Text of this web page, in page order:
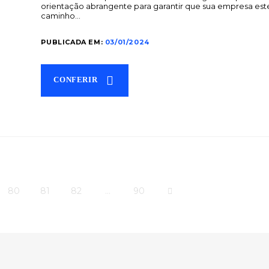
orientação abrangente para garantir que sua empresa
caminho…
PUBLICADA EM: 03/01/2024
CONFERIR
80 81 82 … 90